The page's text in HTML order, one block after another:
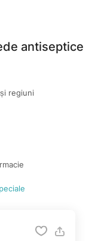
antiseptice
regiuni